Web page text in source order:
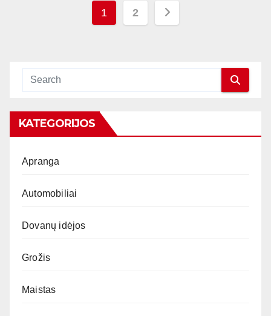
Įrašų
1 2
KATEGORIJOS
Apranga
Automobiliai
Dovanų idėjos
Grožis
Maistas